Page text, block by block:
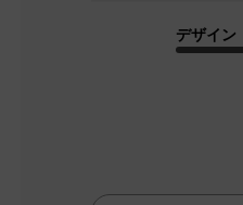
デザイン